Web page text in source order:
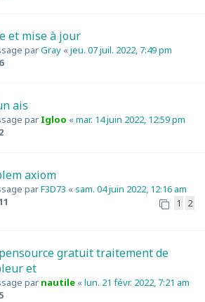
et mise à jour
parGray «jeu. 07 juil. 2022, 7:49 pm
6
ais
par Igloo «mar. 14 juin 2022, 12:59 pm
2
axiom
parF3D73 «sam. 04 juin 2022, 12:16 am
1 2
gratuit traitement de
et
par nautile «lun. 21 févr. 2022, 7:21 am
5